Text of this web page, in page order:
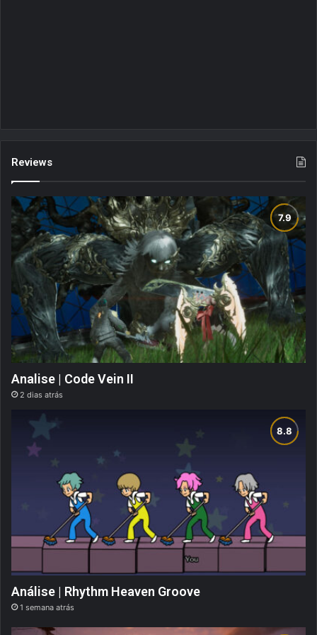
Reviews
Analise | Code Vein II
2 dias atrás
Análise | Rhythm Heaven Groove
1 semana atrás